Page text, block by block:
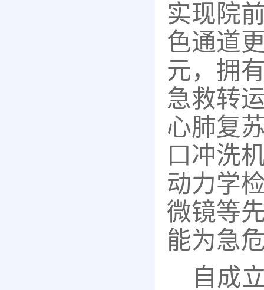
实现院
色通道
元，拥
急救转
心肺复
口冲洗
动力学
微镜等
能为急
自成